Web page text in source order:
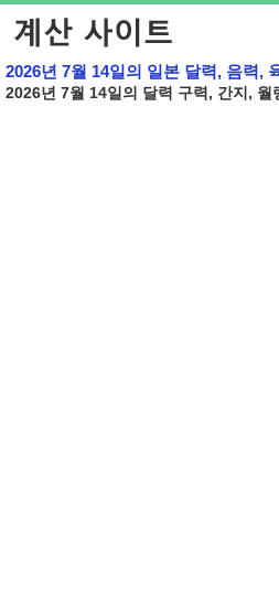
2026년 7월 14일의 일본 달력, 음력,
2026년 7월 14일의 달력 구력, 간지, 월